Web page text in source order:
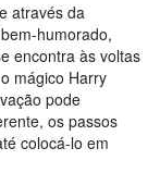
através da
humorado,
encontra às voltas
mágico Harry
pode
os passos
colocá-lo em